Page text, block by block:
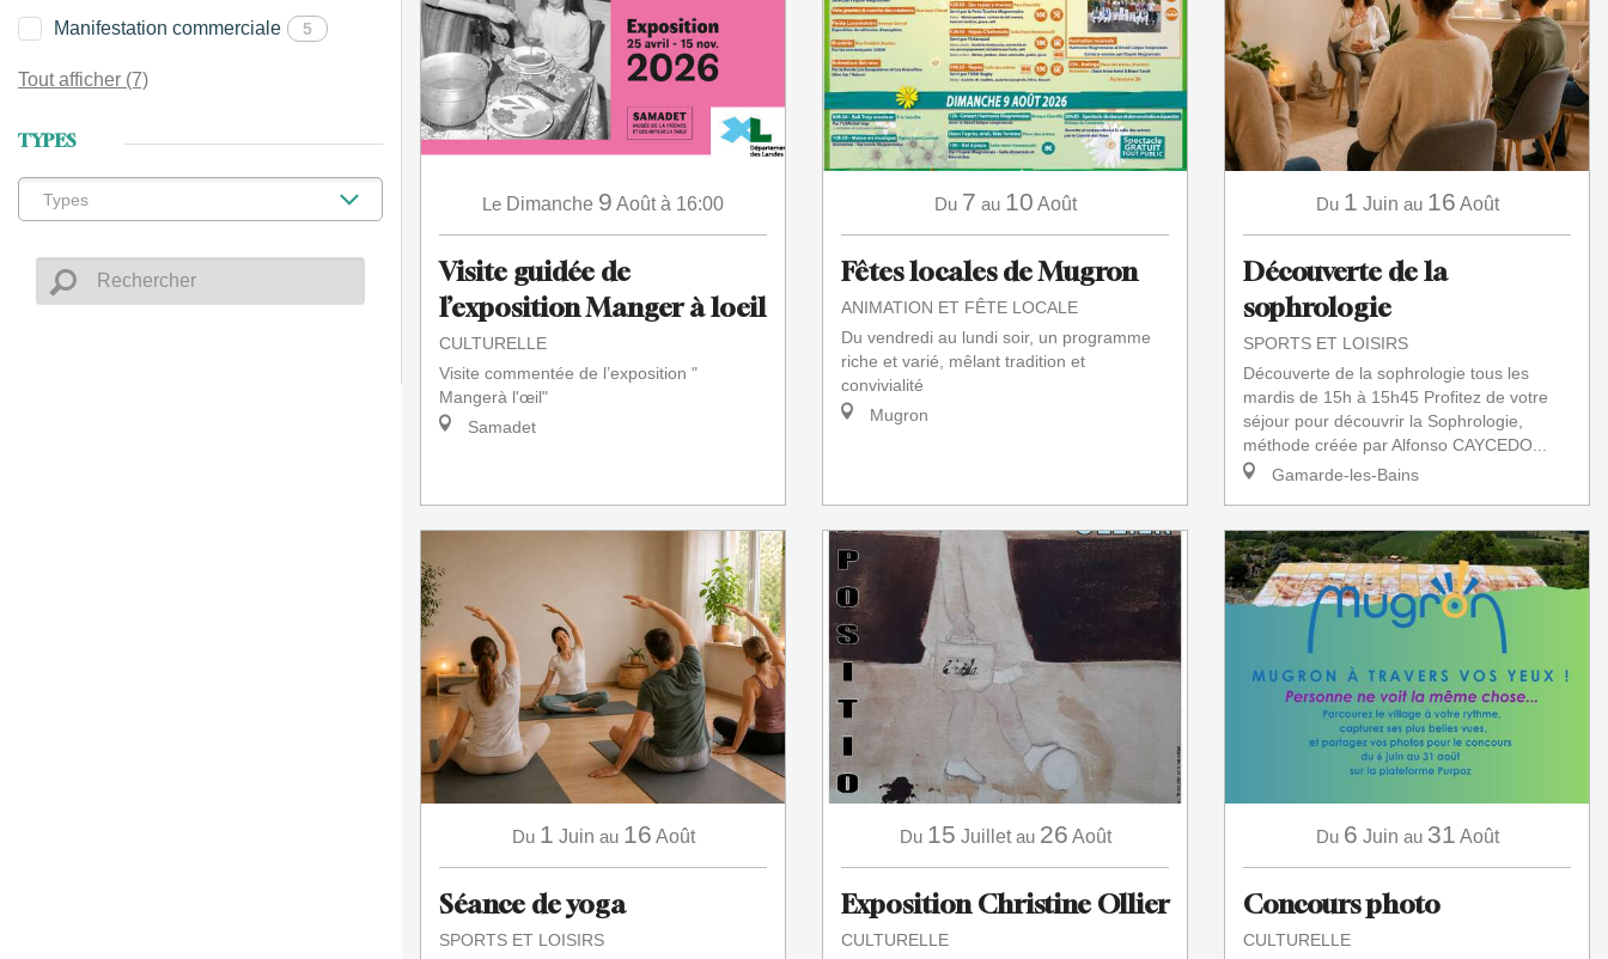
Manifestation commerciale 5
Tout afficher (7)
TYPES
Le Dimanche 9 Août à 16:00
Visite guidée de
l’exposition Manger à loeil
CULTURELLE
Visite commentée de l’exposition "
Mangerà l'œil"
Samadet
Du 7 au 10 Août
Fêtes locales de Mugron
ANIMATION ET FÊTE LOCALE
Du vendredi au lundi soir, un programme
riche et varié, mêlant tradition et
convivialité
Mugron
Du 1 Juin au 16 Août
Découverte de la
sophrologie
SPORTS ET LOISIRS
Découverte de la sophrologie tous les
mardis de 15h à 15h45 Profitez de votre
séjour pour découvrir la Sophrologie,
méthode créée par Alfonso CAYCEDO...
Gamarde-les-Bains
Du 1 Juin au 16 Août
Séance de yoga
SPORTS ET LOISIRS
Du 15 Juillet au 26 Août
Exposition Christine Ollier
CULTURELLE
Du 6 Juin au 31 Août
Concours photo
CULTURELLE